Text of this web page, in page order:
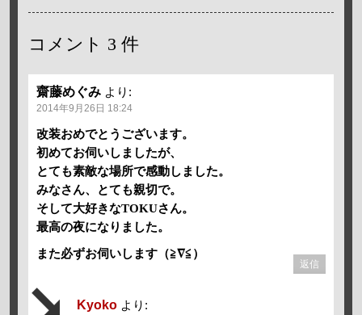
コメント 3 件
齋藤めぐみ より:
2014年9月26日 18:24
改装おめでとうございます。
初めてお伺いしましたが、
とても素敵な場所で感動しました。
みなさん、とても親切で。
そして大好きなTOKUさん。
最高の夜になりました。
また必ずお伺いします（≧∇≦）
返信
Kyoko より: